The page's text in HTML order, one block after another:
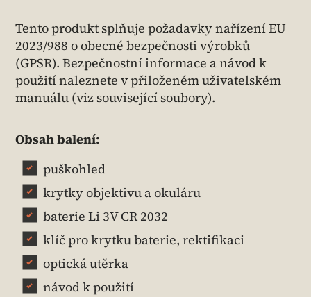
Tento produkt splňuje požadavky nařízení EU
2023/988 o obecné bezpečnosti výrobků
(GPSR). Bezpečnostní informace a návod k
použití naleznete v přiloženém uživatelském
manuálu (viz související soubory).
Obsah balení:
puškohled
krytky objektivu a okuláru
baterie Li 3V CR 2032
klíč pro krytku baterie, rektifikaci
optická utěrka
návod k použití